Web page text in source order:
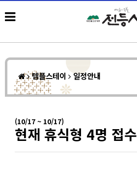
템플스테이 일정안내
(10/17 ~ 10/17)
현재 휴식형 4명 접수